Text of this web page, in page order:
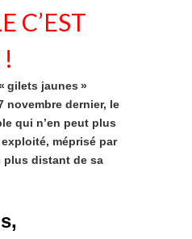
C’EST
gilets jaunes »
novembre dernier, le
qui n’en peut plus
méprisé par
distant de sa